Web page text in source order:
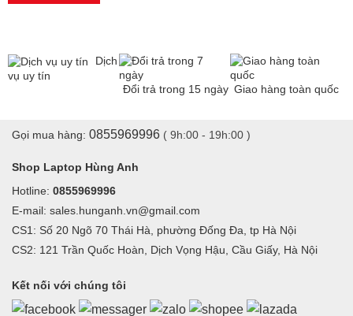
Dịch
vụ uy tín
Đổi trả trong 15 ngày Giao hàng toàn quốc
Gọi mua hàng: 0855969996 ( 9h:00 - 19h:00 )
Shop Laptop Hùng Anh
Hotline: 0855969996
E-mail: sales.hunganh.vn@gmail.com
CS1: Số 20 Ngõ 70 Thái Hà, phường Đống Đa, tp Hà Nội
CS2: 121 Trần Quốc Hoàn, Dịch Vọng Hậu, Cầu Giấy, Hà Nội
Kết nối với chúng tôi